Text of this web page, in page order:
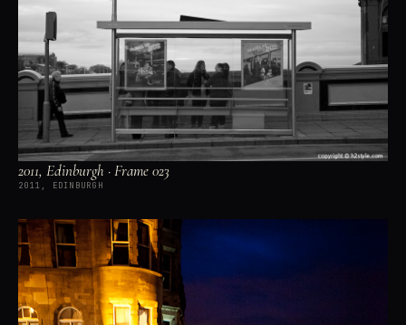
2011, Edinburgh · Frame 023
2011, EDINBURGH